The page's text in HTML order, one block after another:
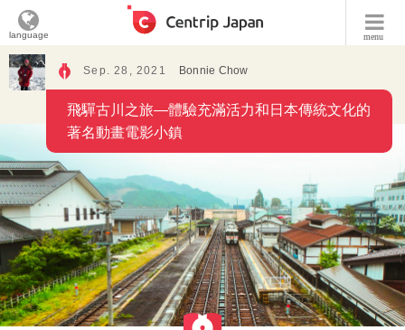
menu
language
Sep. 28, 2021 Bonnie Chow
飛驒古川之旅―體驗充滿活力和日本傳統文化的
著名動畫電影小鎮